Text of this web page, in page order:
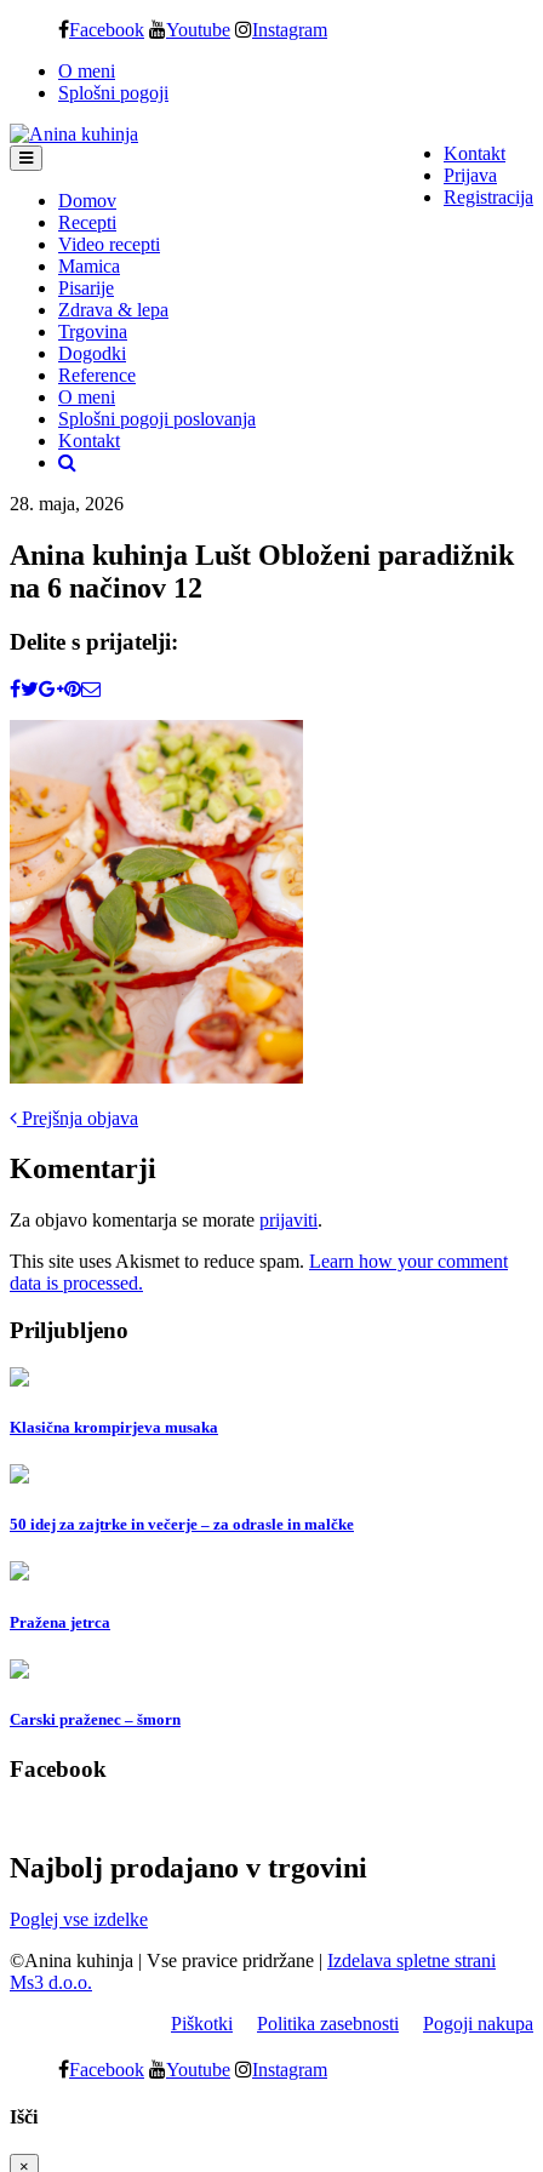
content
Facebook Youtube Instagram
O meni
Splošni pogoji
Kontakt
Prijava
Registracija
Domov
Recepti
Video recepti
Mamica
Pisarije
Zdrava & lepa
Trgovina
Dogodki
Reference
O meni
Splošni pogoji poslovanja
Kontakt
28. maja, 2026
Anina kuhinja Lušt Obloženi paradižnik
na 6 načinov 12
Delite s prijatelji:
Post
navigation
Prejšnja objava
Komentarji
Za objavo komentarja se morate prijaviti.
This site uses Akismet to reduce spam. Learn how your comment
data is processed.
Priljubljeno
Klasična krompirjeva musaka
50 idej za zajtrke in večerje – za odrasle in malčke
Pražena jetrca
Carski praženec – šmorn
Facebook
Najbolj prodajano v trgovini
Poglej vse izdelke
©Anina kuhinja | Vse pravice pridržane | Izdelava spletne strani
Ms3 d.o.o.
Piškotki
Politika zasebnosti Pogoji nakupa
Facebook Youtube Instagram
Išči
×